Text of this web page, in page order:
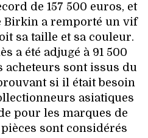
de 157 500 euros, et
Birkin a remporté un vif
sa taille et sa couleur.
a été adjugé à 91 500
acheteurs sont issus du
si il était besoin
asiatiques
pour les marques de
sont considérés